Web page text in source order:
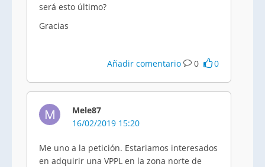
será esto último?
Gracias
Añadir comentario 0 0
M
Mele87
16/02/2019 15:20
Me uno a la petición. Estariamos interesados
en adquirir una VPPL en la zona norte de